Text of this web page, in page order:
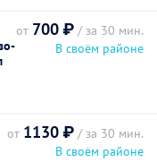
от 700 ₽ / за 30 мин.
В своём районе
от 1130 ₽ / за 30 мин.
В своём районе